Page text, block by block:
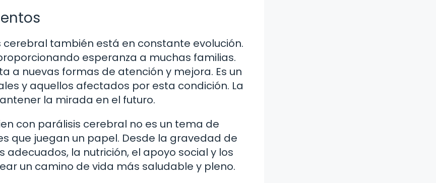
también está en constante evolución.
esperanza a muchas familias.
a nuevas formas de atención y mejora. Es un
y aquellos afectados por esta condición. La
la mirada en el futuro.
con parálisis cerebral no es un tema de
que juegan un papel. Desde la gravedad de
la nutrición, el apoyo social y los
un camino de vida más saludable y pleno.